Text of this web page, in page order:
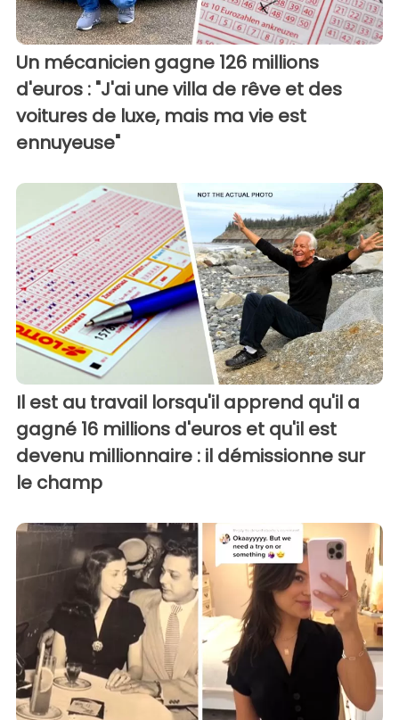
Un mécanicien gagne 126 millions
d'euros : "J'ai une villa de rêve et des
voitures de luxe, mais ma vie est
ennuyeuse"
Il est au travail lorsqu'il apprend qu'il a
gagné 16 millions d'euros et qu'il est
devenu millionnaire : il démissionne sur
le champ